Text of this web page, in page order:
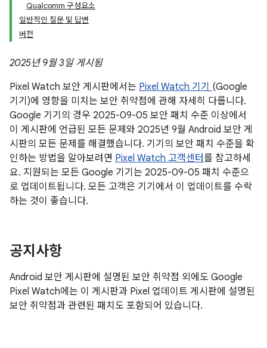
Qualcomm 구성요소
일반적인 질문 및 답변
버전
2025년 9월 3일 게시됨
Pixel Watch 보안 게시판에서는 Pixel Watch 기기 (Google
기기)에 영향을 미치는 보안 취약점에 관해 자세히 다룹니다.
Google 기기의 경우 2025-09-05 보안 패치 수준 이상에서
이 게시판에 언급된 모든 문제와 2025년 9월 Android 보안 게
시판의 모든 문제를 해결했습니다. 기기의 보안 패치 수준을 확
인하는 방법을 알아보려면 Pixel Watch 고객센터를 참고하세
요. 지원되는 모든 Google 기기는 2025-09-05 패치 수준으
로 업데이트됩니다. 모든 고객은 기기에서 이 업데이트를 수락
하는 것이 좋습니다.
공지사항
Android 보안 게시판에 설명된 보안 취약점 외에도 Google
Pixel Watch에는 이 게시판과 Pixel 업데이트 게시판에 설명된
보안 취약점과 관련된 패치도 포함되어 있습니다.